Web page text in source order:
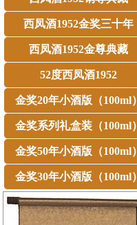
西凤酒1952金奖三十年
西凤酒1952金尊典藏
52度西凤酒1952
金奖20年小酒版（100ml）
金奖系列礼盒装（100ml）
金奖50年小酒版（100ml）
金奖30年小酒版（100ml）